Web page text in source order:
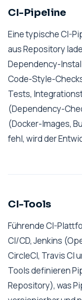
CI-Pipeline
Eine typische CI-
aus Repository
Dependency-
Code-Style-
Tests,
(Dependency-
(Docker-Images,
fehl, wird der
CI-Tools
Führende CI-
CI/CD, Jenkins
CircleCI, Travis CI
Tools definieren
Repository), was